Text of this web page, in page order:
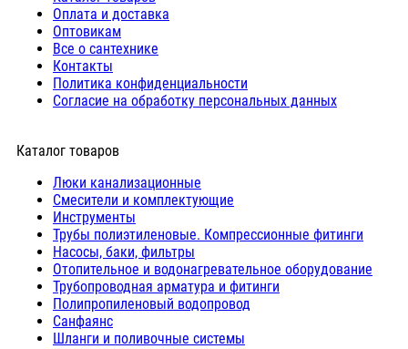
Оплата и доставка
Оптовикам
Все о сантехнике
Контакты
Политика конфиденциальности
Согласие на обработку персональных данных
Каталог товаров
Люки канализационные
Cмесители и комплектующие
Инструменты
Трубы полиэтиленовые. Компрессионные фитинги
Насосы, баки, фильтры
Отопительное и водонагревательное оборудование
Трубопроводная арматура и фитинги
Полипропиленовый водопровод
Санфаянс
Шланги и поливочные системы